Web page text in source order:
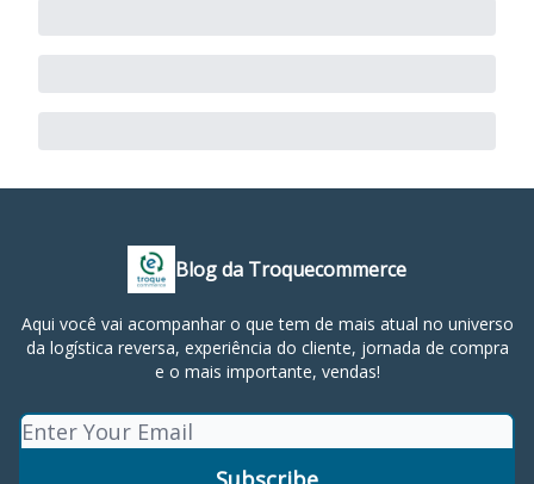
Blog da Troquecommerce
Aqui você vai acompanhar o que tem de mais atual no universo
da logística reversa, experiência do cliente, jornada de compra
e o mais importante, vendas!